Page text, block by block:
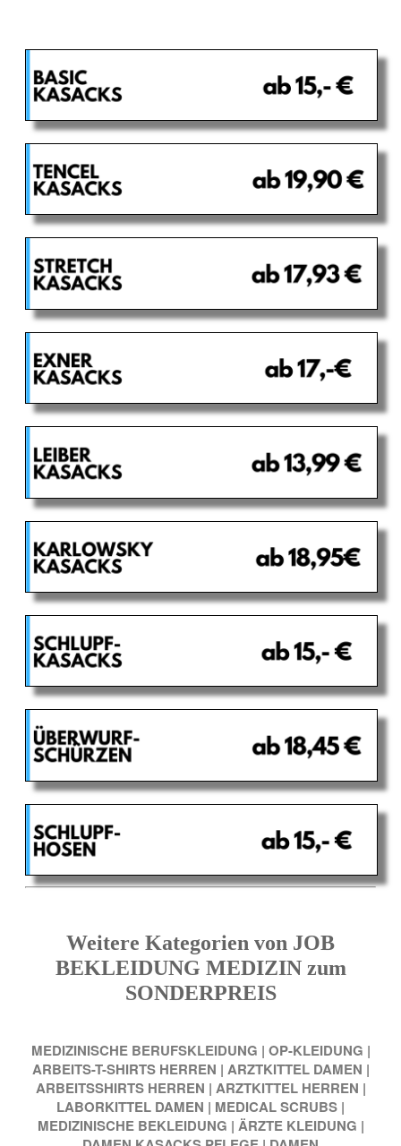
Weitere Kategorien von JOB
BEKLEIDUNG MEDIZIN zum
SONDERPREIS
MEDIZINISCHE BERUFSKLEIDUNG | OP-KLEIDUNG |
ARBEITS-T-SHIRTS HERREN | ARZTKITTEL DAMEN |
ARBEITSSHIRTS HERREN | ARZTKITTEL HERREN |
LABORKITTEL DAMEN | MEDICAL SCRUBS |
MEDIZINISCHE BEKLEIDUNG | ÄRZTE KLEIDUNG |